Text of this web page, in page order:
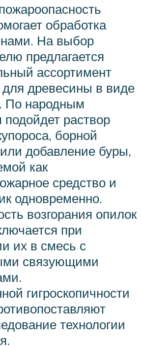
обработка
На выбор
предлагается
ассортимент
для древесины в виде
По народным
раствор
борной
добавление буры,
как
средство и
одновременно.
возгорания опилок
при
их в смесь с
связующими
гигроскопичности
технологии